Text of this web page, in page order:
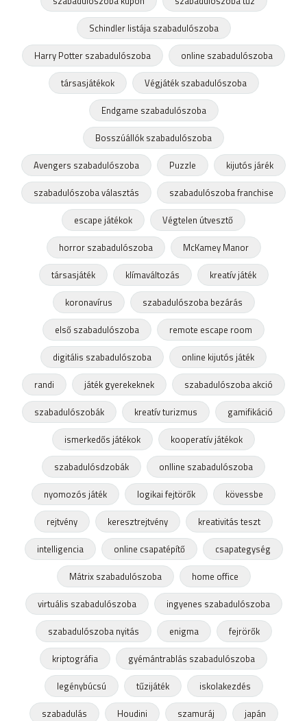
Schindler listája szabadulószoba
Harry Potter szabadulószoba
online szabadulószoba
társasjátékok
Végjáték szabadulószoba
Endgame szabadulószoba
Bosszúállók szabadulószoba
Avengers szabadulószoba
Puzzle
kijutós járék
szabadulószoba választás
szabadulószoba franchise
escape játékok
Végtelen útvesztő
horror szabadulószoba
McKamey Manor
társasjáték
klímaváltozás
kreatív játék
koronavírus
szabadulószoba bezárás
első szabadulószoba
remote escape room
digitális szabadulószoba
online kijutós játék
randi
játék gyerekeknek
szabadulószoba akció
szabadulószobák
kreatív turizmus
gamifikáció
ismerkedős játékok
kooperatív játékok
szabadulósdzobák
onlline szabadulószoba
nyomozós játék
logikai fejtörők
kövessbe
rejtvény
keresztrejtvény
kreativitás teszt
intelligencia
online csapatépítő
csapategység
Mátrix szabadulószoba
home office
virtuális szabadulószoba
ingyenes szabadulószoba
szabadulószoba nyitás
enigma
fejrörők
kriptográfia
gyémántrablás szabadulószoba
legénybúcsú
tűzijáték
iskolakezdés
szabadulás
Houdini szamuráj
japán